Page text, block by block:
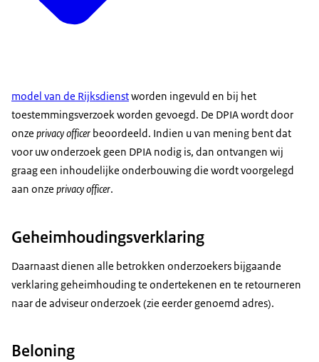
model van de Rijksdienstworden ingevuld en bij het
toestemmingsverzoek worden gevoegd. De DPIA wordt door
onze privacy officer beoordeeld. Indien u van mening bent dat
voor uw onderzoek geen DPIA nodig is, dan ontvangen wij
graag een inhoudelijke onderbouwing die wordt voorgelegd
aan onze privacy officer.
Geheimhoudingsverklaring
Daarnaast dienen alle betrokken onderzoekers bijgaande
verklaring geheimhouding te ondertekenen en te retourneren
naar de adviseur onderzoek (zie eerder genoemd adres).
Beloning